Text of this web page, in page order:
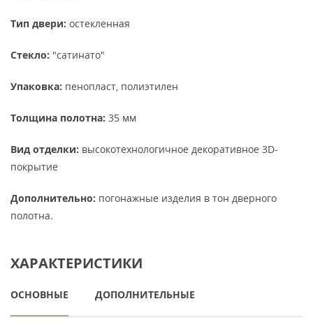
Тип двери: остекленная
Стекло: "сатинато"
Упаковка: пенопласт, полиэтилен
Толщина полотна: 35 мм
Вид отделки: высокотехнологичное декоративное 3D-
покрытие
Дополнительно: погонажные изделия в тон дверного
полотна.
ХАРАКТЕРИСТИКИ
ОСНОВНЫЕ ДОПОЛНИТЕЛЬНЫЕ